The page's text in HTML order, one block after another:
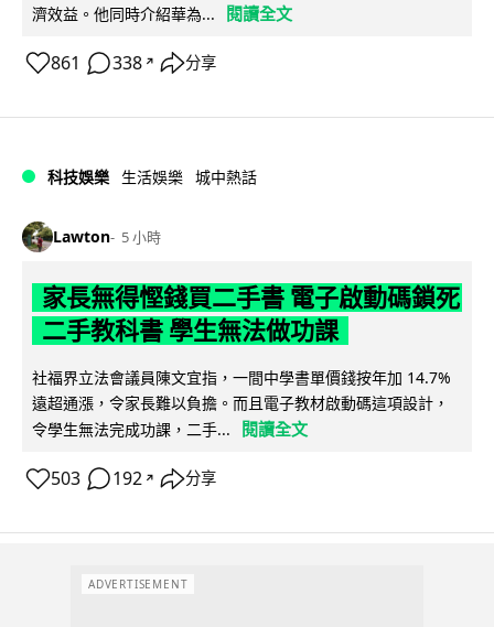
濟效益。他同時介紹華為...
閱讀全文
861 338 ↗ 分享
科技娛樂 生活娛樂 城中熱話
Lawton 5 小時
家長無得慳錢買二手書 電子啟動碼鎖死
二手教科書 學生無法做功課
社福界立法會議員陳文宜指，一間中學書單價錢按年加 14.7%
遠超通漲，令家長難以負擔。而且電子教材啟動碼這項設計，
令學生無法完成功課，二手...
閱讀全文
503 192 ↗ 分享
ADVERTISEMENT